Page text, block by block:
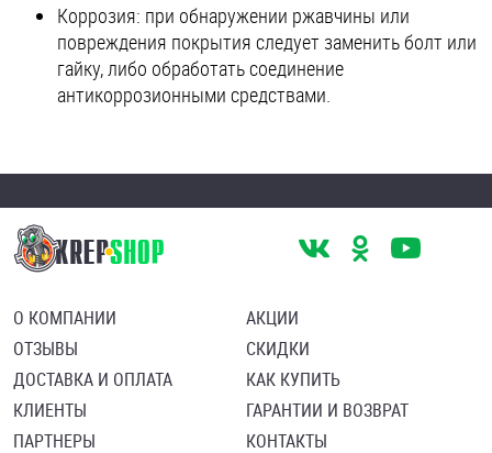
Коррозия: при обнаружении ржавчины или
повреждения покрытия следует заменить болт или
гайку, либо обработать соединение
антикоррозионными средствами.
О КОМПАНИИ
ОТЗЫВЫ
ДОСТАВКА И ОПЛАТА
КЛИЕНТЫ
ПАРТНЕРЫ
АКЦИИ
СКИДКИ
КАК КУПИТЬ
ГАРАНТИИ И ВОЗВРАТ
КОНТАКТЫ